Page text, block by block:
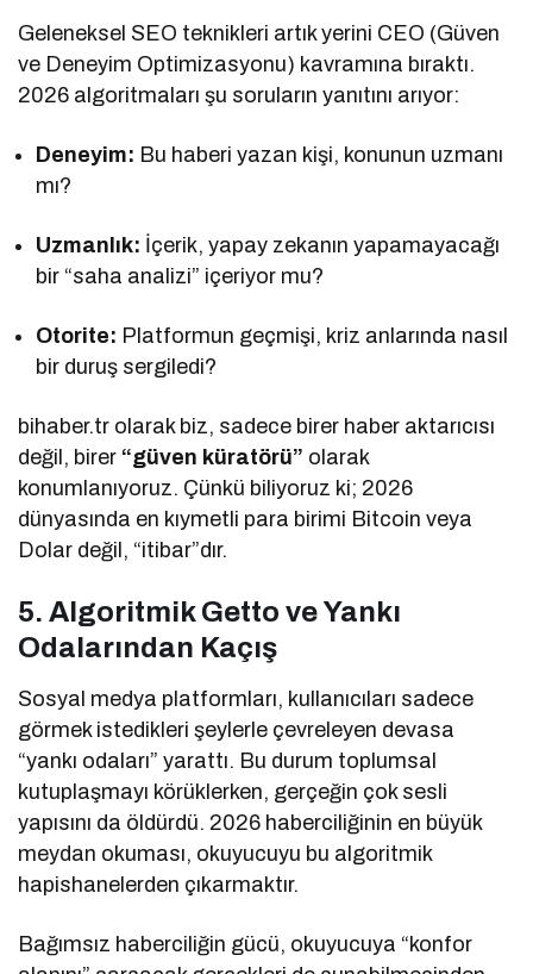
Geleneksel SEO teknikleri artık yerini CEO (Güven
ve Deneyim Optimizasyonu) kavramına bıraktı.
2026 algoritmaları şu soruların yanıtını arıyor:
Deneyim: Bu haberi yazan kişi, konunun uzmanı
mı?
Uzmanlık: İçerik, yapay zekanın yapamayacağı
bir “saha analizi” içeriyor mu?
Otorite: Platformun geçmişi, kriz anlarında nasıl
bir duruş sergiledi?
bihaber.tr olarak biz, sadece birer haber aktarıcısı
değil, birer “güven küratörü” olarak
konumlanıyoruz. Çünkü biliyoruz ki; 2026
dünyasında en kıymetli para birimi Bitcoin veya
Dolar değil, “itibar”dır.
5. Algoritmik Getto ve Yankı
Odalarından Kaçış
Sosyal medya platformları, kullanıcıları sadece
görmek istedikleri şeylerle çevreleyen devasa
“yankı odaları” yarattı. Bu durum toplumsal
kutuplaşmayı körüklerken, gerçeğin çok sesli
yapısını da öldürdü. 2026 haberciliğinin en büyük
meydan okuması, okuyucuyu bu algoritmik
hapishanelerden çıkarmaktır.
Bağımsız haberciliğin gücü, okuyucuya “konfor